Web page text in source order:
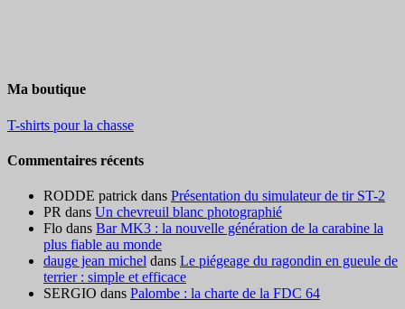
Ma boutique
T-shirts pour la chasse
Commentaires récents
RODDE patrick dans Présentation du simulateur de tir ST-2
PR dans Un chevreuil blanc photographié
Flo dans Bar MK3 : la nouvelle génération de la carabine la
plus fiable au monde
dauge jean michel dans Le piégeage du ragondin en gueule de
terrier : simple et efficace
SERGIO dans Palombe : la charte de la FDC 64